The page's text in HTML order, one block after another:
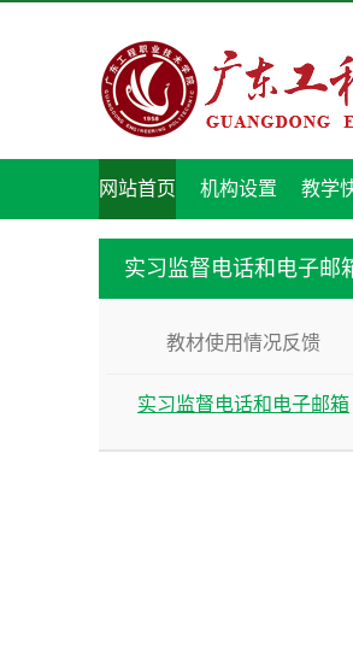
网站首页 机构设置 教学
实习监督电话和电子邮
教材使用情况反馈
实习监督电话和电子邮箱